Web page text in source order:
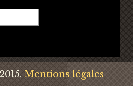
Mentions légales